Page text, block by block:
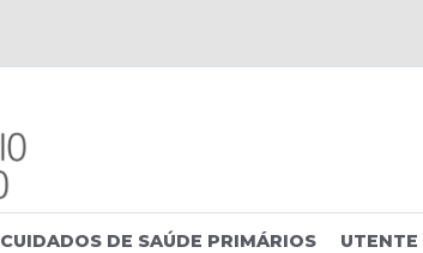
CUIDADOS DE SAÚDE PRIMÁRIOS UTENTE